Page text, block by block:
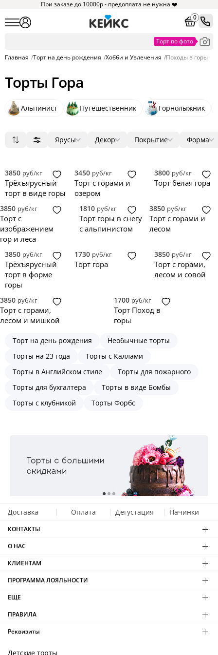
При заказе до 10000р - предоплата не нужна ❤️
0
Главная /Торт на день рождения /Хобби и Увлечения /Походы в горы
Торты Гора
Альпинист Путешественник Горнолыжник
Сначала дорогие
Новинки
Ярусы
3
0
4
0
5
Декор
цветы
0
фотопечать
0
надпись
Покрытие
крем
0
зеркальная глазурь
0
голый торт
Форма
прямоугольник
сердце
3850 руб/кг
Трёхъярусный
торт в виде горы
3450 руб/кг
Торт с горами и
озером
3800 руб/кг
Торт белая гора
3850 руб/кг
Торт с
изображением
гор и леса
1810 руб/кг
Торт горы в снегу
с альпинистом
3850 руб/кг
Торт с горами и
лесом
3850 руб/кг
Трёхъярусный
торт в форме
горы
1730 руб/кг
Торт гора
3850 руб/кг
Торт с горами,
лесом и совой
3850 руб/кг
Торт с горами,
лесом и мишкой
1700 руб/кг
Торт Поход в
горы
Торт на день рождения
Необычные торты
Торты на 23 года
Торты с Каллами
Торты в Английском стиле
Торты для пожарного
Торты для бухгалтера
Торты в виде Бомбы
Торты с клубникой
Торты Форбс
Доставка Оплата Дегустация Начинки
КОНТАКТЫ
О НАС
КЛИЕНТАМ
ПРОГРАММА ЛОЯЛЬНОСТИ
ЕЩЕ
ПРАВИЛА
Реквизиты
Детские торты